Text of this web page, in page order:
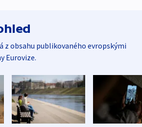
z obsahu publikovaného evropskými
Eurovize.